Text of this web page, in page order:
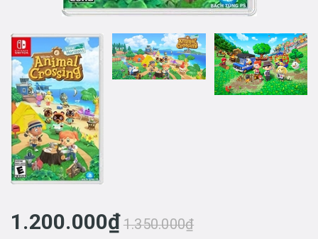
1.200.000₫1.350.000₫